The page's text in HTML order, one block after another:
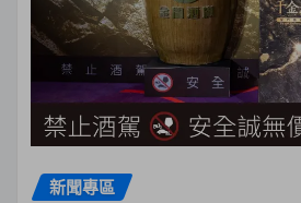
新聞專區